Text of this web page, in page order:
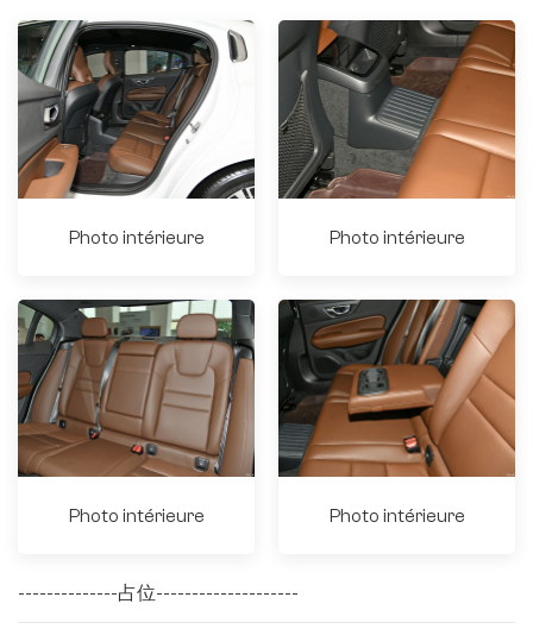
Photo intérieure Photo intérieure
Photo intérieure Photo intérieure
--------------占位--------------------